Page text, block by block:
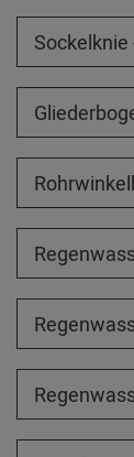
Sockelknie